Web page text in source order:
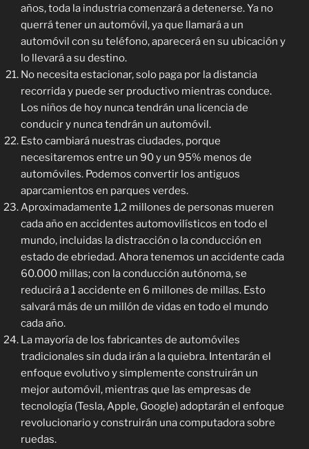
años, toda la industria comenzará a detenerse. Ya no
querrá tener un automóvil, ya que llamará a un
automóvil con su teléfono, aparecerá en su ubicación y
lo llevará a su destino.
No necesita estacionar, solo paga por la distancia
recorrida y puede ser productivo mientras conduce.
Los niños de hoy nunca tendrán una licencia de
conducir y nunca tendrán un automóvil.
Esto cambiará nuestras ciudades, porque
necesitaremos entre un 90 y un 95% menos de
automóviles. Podemos convertir los antiguos
aparcamientos en parques verdes.
Aproximadamente 1,2 millones de personas mueren
cada año en accidentes automovilísticos en todo el
mundo, incluidas la distracción o la conducción en
estado de ebriedad. Ahora tenemos un accidente cada
60.000 millas; con la conducción autónoma, se
reducirá a 1 accidente en 6 millones de millas. Esto
salvará más de un millón de vidas en todo el mundo
cada año.
La mayoría de los fabricantes de automóviles
tradicionales sin duda irán a la quiebra. Intentarán el
enfoque evolutivo y simplemente construirán un
mejor automóvil, mientras que las empresas de
tecnología (Tesla, Apple, Google) adoptarán el enfoque
revolucionario y construirán una computadora sobre
ruedas.